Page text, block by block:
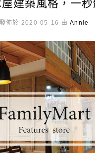
建築風格，一
發佈於 2020-05-16 由 Annie